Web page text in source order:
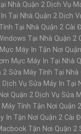
Nhà Quận 2 Dịch Vụ
Tại Nhà Quận 2 Dịch
Tại Nhà Quận 2 Cài
Tại Nhà Quận 2
Máy In Tận Nơi
Mực Máy In Tại Nhà
2 Sửa Máy Tính Tại Nhà
Vụ Sửa Máy In Tại
Quận 2 Dịch Vụ Sửa
Tính Tận Nơi Quận
In Tận Nơi Quận 2 Cài
Tận Nơi Quận 2